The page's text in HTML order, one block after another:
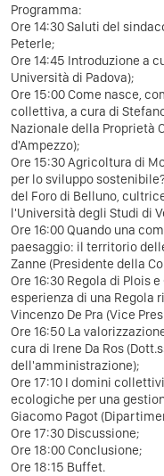
Programma:
Ore 14:30 Saluti del
Peterle;
Ore 14:45 Introduzione a
Università di Padova);
Ore 15:00 Come nasce,
collettiva, a cura di
Nazionale della Proprietà
d'Ampezzo);
Ore 15:30 Agricoltura di
per lo sviluppo
del Foro di Belluno,
l'Università degli Studi di
Ore 16:00 Quando una
paesaggio: il territorio
Zanne (Presidente della
Ore 16:30 Regola di Plois
esperienza di una Regola
Vincenzo De Pra (Vice
Ore 16:50 La
cura di Irene Da Ros
dell'amministrazione);
Ore 17:10 I domini
ecologiche per una
Giacomo Pagot
Ore 17:30 Discussione;
Ore 18:00 Conclusione;
Ore 18:15 Buffet.